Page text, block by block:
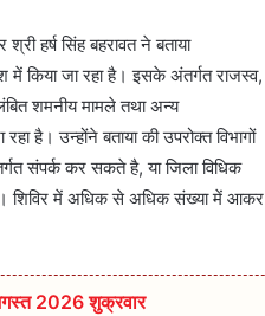
हर्ष सिंह बहरावत ने बताया
में किया जा रहा है। इसके अंतर्गत राजस्व,
शमनीय मामले तथा अन्य
है। उन्होंने बताया की उपरोक्त विभागों
संपर्क कर सकते है, या जिला विधिक
शिविर में अधिक से अधिक संख्या में आकर
2026 शुक्रवार